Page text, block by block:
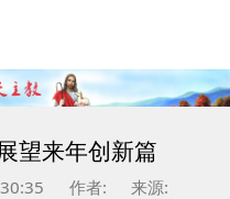
望来年创新篇
作者: 来源: